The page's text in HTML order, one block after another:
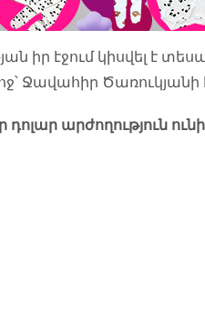
իր էջում կիսվել է
Ջավահիր
արժողություն